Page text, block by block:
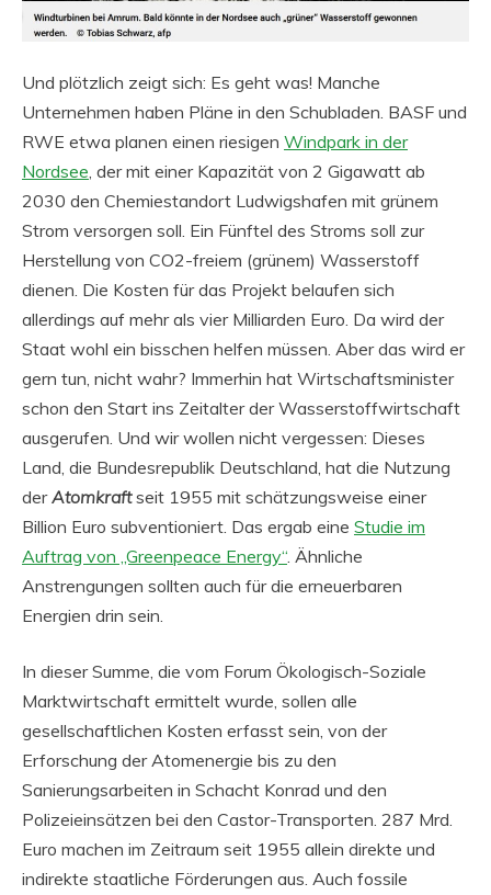
Und plötzlich zeigt sich: Es geht was! Manche
Unternehmen haben Pläne in den Schubladen. BASF und
RWE etwa planen einen riesigen Windpark in der
Nordsee , der mit einer Kapazität von 2 Gigawatt ab
2030 den Chemiestandort Ludwigshafen mit grünem
Strom versorgen soll. Ein Fünftel des Stroms soll zur
Herstellung von CO2-freiem (grünem) Wasserstoff
dienen. Die Kosten für das Projekt belaufen sich
allerdings auf mehr als vier Milliarden Euro. Da wird der
Staat wohl ein bisschen helfen müssen. Aber das wird er
gern tun, nicht wahr? Immerhin hat Wirtschaftsminister
schon den Start ins Zeitalter der Wasserstoffwirtschaft
ausgerufen. Und wir wollen nicht vergessen: Dieses
Land, die Bundesrepublik Deutschland, hat die Nutzung
derAtomkraftseit 1955 mit schätzungsweise einer
Billion Euro subventioniert. Das ergab eine Studie im
Auftrag von „Greenpeace Energy“ . Ähnliche
Anstrengungen sollten auch für die erneuerbaren
Energien drin sein.
In dieser Summe, die vom Forum Ökologisch-Soziale
Marktwirtschaft ermittelt wurde, sollen alle
gesellschaftlichen Kosten erfasst sein, von der
Erforschung der Atomenergie bis zu den
Sanierungsarbeiten in Schacht Konrad und den
Polizeieinsätzen bei den Castor-Transporten. 287 Mrd.
Euro machen im Zeitraum seit 1955 allein direkte und
indirekte staatliche Förderungen aus. Auch fossile